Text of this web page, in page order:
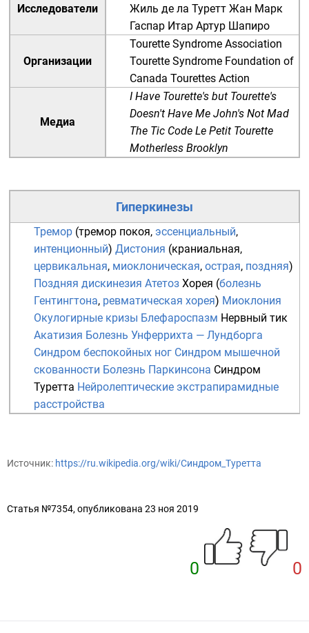
Исследователи
Жиль де ла Туретт Жан Марк
Гаспар Итар Артур Шапиро
Организации
Tourette Syndrome Association
Tourette Syndrome Foundation of
Canada Tourettes Action
Медиа
I Have Tourette's but Tourette's
Doesn't Have Me John's Not Mad
The Tic Code Le Petit Tourette
Motherless Brooklyn
Гиперкинезы
Тремор (тремор покоя, эссенциальный,
интенционный) Дистония (краниальная,
цервикальная, миоклоническая, острая, поздняя)
Поздняя дискинезия Атетоз Хорея (болезнь
Гентингтона, ревматическая хорея) Миоклония
Окулогирные кризы Блефароспазм Нервный тик
Акатизия Болезнь Унферрихта — Лундборга
Синдром беспокойных ног Синдром мышечной
скованности Болезнь Паркинсона Синдром
Туретта Нейролептические экстрапирамидные
расстройства
Источник: https://ru.wikipedia.org/wiki/Синдром_Туретта
Статья №7354, опубликована 23 ноя 2019
0 0